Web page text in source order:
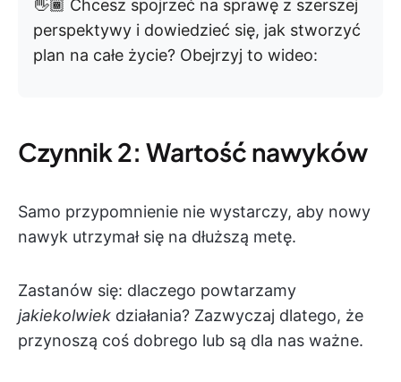
👋🏾 Chcesz spojrzeć na sprawę z szerszej
perspektywy i dowiedzieć się, jak stworzyć
plan na całe życie? Obejrzyj to wideo:
Czynnik 2: Wartość nawyków
Samo przypomnienie nie wystarczy, aby nowy
nawyk utrzymał się na dłuższą metę.
Zastanów się: dlaczego powtarzamy
jakiekolwiek działania? Zazwyczaj dlatego, że
przynoszą coś dobrego lub są dla nas ważne.